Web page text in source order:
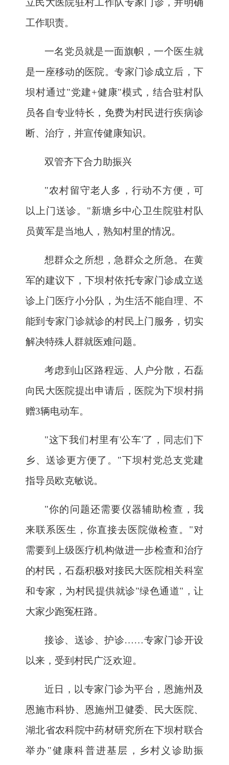
立民大医院驻村工作队专家门诊，并明确
工作职责。
一名党员就是一面旗帜，一个医生就
是一座移动的医院。专家门诊成立后，下
坝村通过"党建+健康"模式，结合驻村队
员各自专业特长，免费为村民进行疾病诊
断、治疗，并宣传健康知识。
双管齐下合力助振兴
"农村留守老人多，行动不方便，可
以上门送诊。"新塘乡中心卫生院驻村队
员黄军是当地人，熟知村里的情况。
想群众之所想，急群众之所急。在黄
军的建议下，下坝村依托专家门诊成立送
诊上门医疗小分队，为生活不能自理、不
能到专家门诊就诊的村民上门服务，切实
解决特殊人群就医难问题。
考虑到山区路程远、人户分散，石磊
向民大医院提出申请后，医院为下坝村捐
赠3辆电动车。
"这下我们村里有'公车'了，同志们下
乡、送诊更方便了。"下坝村党总支党建
指导员欧克敏说。
"你的问题还需要仪器辅助检查，我
来联系医生，你直接去医院做检查。"对
需要到上级医疗机构做进一步检查和治疗
的村民，石磊积极对接民大医院相关科室
和专家，为村民提供就诊"绿色通道"，让
大家少跑冤枉路。
接诊、送诊、护诊……专家门诊开设
以来，受到村民广泛欢迎。
近日，以专家门诊为平台，恩施州及
恩施市科协、恩施州卫健委、民大医院、
湖北省农科院中药材研究所在下坝村联合
举办"健康科普进基层，乡村义诊助振